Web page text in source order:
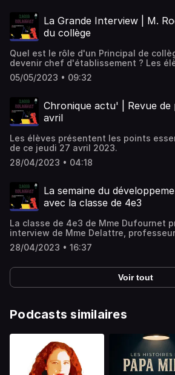
La Grande Interview | M.
du collège
Quel est le rôle d'un Principal de
devenir chef d'établissement ? Les
webradio accueillent aujourd'hui M.
du collège Sonia Delaunay pour une
05/05/2023 • 09:32
Chronique actu' | Revue de
avril
Les élèves présentent les points
de ce jeudi 27 avril 2023.
28/04/2023 • 04:18
La semaine du
avec la classe de 4e3
La classe de 4e3 de Mme Dufournet
interview de Mme Delattre,
chimie et référente DD.
28/04/2023 • 16:37
Voir tout
Podcasts similaires